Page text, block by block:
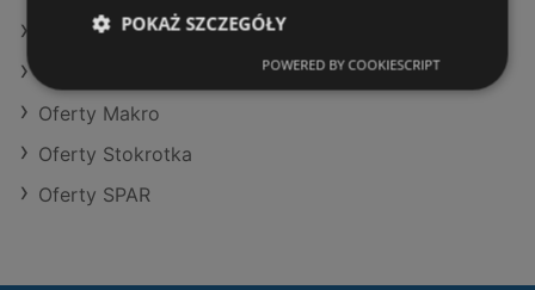
Oferty POLOmarket
Oferty Makro
Oferty Stokrotka
Oferty SPAR
POKAŻ SZCZEGÓŁY
POWERED BY COOKIESCRIPT